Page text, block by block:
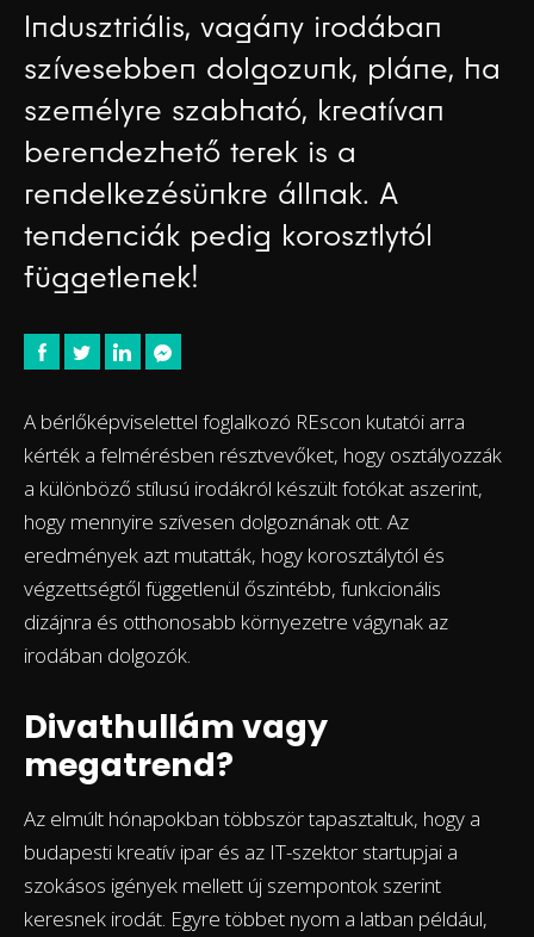
Indusztriális, vagány irodában
szívesebben dolgozunk, pláne, ha
személyre szabható, kreatívan
berendezhető terek is a
rendelkezésünkre állnak. A
tendenciák pedig korosztlytól
függetlenek!
A bérlőképviselettel foglalkozó REscon kutatói arra
kérték a felmérésben résztvevőket, hogy osztályozzák
a különböző stílusú irodákról készült fotókat aszerint,
hogy mennyire szívesen dolgoznának ott. Az
eredmények azt mutatták, hogy korosztálytól és
végzettségtől függetlenül őszintébb, funkcionális
dizájnra és otthonosabb környezetre vágynak az
irodában dolgozók.
Divathullám vagy
megatrend?
Az elmúlt hónapokban többször tapasztaltuk, hogy a
budapesti kreatív ipar és az IT-szektor startupjai a
szokásos igények mellett új szempontok szerint
keresnek irodát. Egyre többet nyom a latban például,